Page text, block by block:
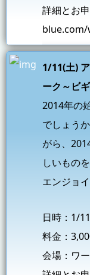
詳細とお
1/11(土)
ーク～ビ
2014年の
でしょう
がら、
しいもの
エンジョ
日時：1/
料金：
会場：ワ